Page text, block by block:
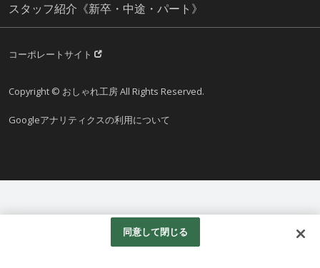
スタッフ紹介《新卒・中途・パート》
コーポレートサイト
Copyright © おしゃれ工房 All Rights Reserved.
Googleアナリティクスの利用について
同意して閉じる